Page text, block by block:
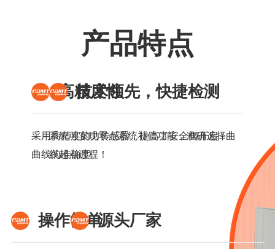
产品特点
高精度性
采用高精度的力传感器，提高了安全阀开启
曲线的准确度。
操作简单
技术领先，快捷检测
系统可实现零点系统补偿功能，准确选择曲
线起点过程！
源头厂家